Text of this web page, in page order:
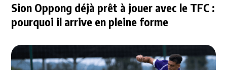
Sion Oppong déjà prêt à jouer avec le TFC :
pourquoi il arrive en pleine forme